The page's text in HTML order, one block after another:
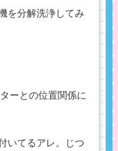
を分解洗浄してみ
ーとの位置関係に
いてるアレ。じつ